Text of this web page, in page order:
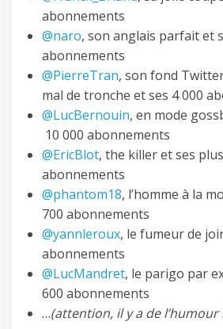
abonnements
@naro, son anglais parfait et
abonnements
@PierreTran, son fond
mal de tronche et ses 4 000
@LucBernouin, en mode
10 000 abonnements
@EricBlot, the killer et ses
abonnements
@phantom18, l’homme à la
700 abonnements
@yannleroux, le fumeur de
abonnements
@LucMandret, le parigo par
600 abonnements
…(attention, il y a de l’humour